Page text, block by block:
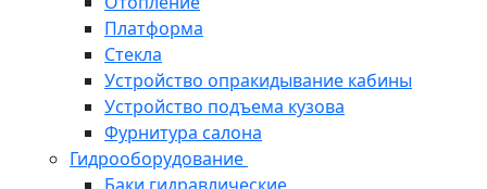
Платформа
Стекла
Устройство опракидывание кабины
Устройство подъема кузова
Фурнитура салона
Гидрооборудование